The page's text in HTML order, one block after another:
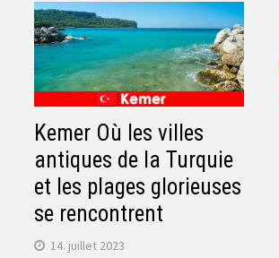
Kemer Où les villes
antiques de la Turquie
et les plages glorieuses
se rencontrent
14. juillet 2023